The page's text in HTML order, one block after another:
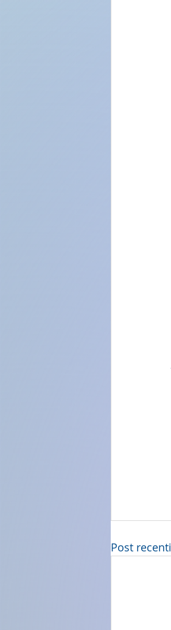
Post recenti